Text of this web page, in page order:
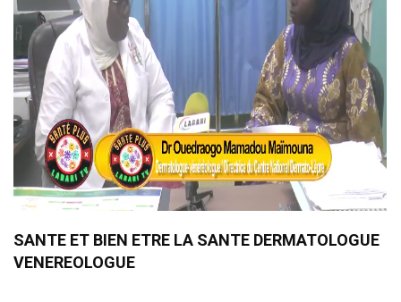
SANTE ET BIEN ETRE LA SANTE DERMATOLOGUE
VENEREOLOGUE